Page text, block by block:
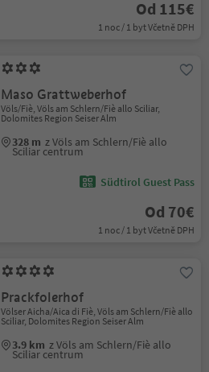
Od 115€
1 noc / 1 byt Včetně DPH
Maso Grattweberhof
Völs/Fiè, Völs am Schlern/Fiè allo Sciliar,
Dolomites Region Seiser Alm
328 m z Völs am Schlern/Fiè allo
Sciliar centrum
Südtirol Guest Pass
Od 70€
1 noc / 1 byt Včetně DPH
Prackfolerhof
Völser Aicha/Aica di Fiè, Völs am Schlern/Fiè allo
Sciliar, Dolomites Region Seiser Alm
3.9 km z Völs am Schlern/Fiè allo
Sciliar centrum